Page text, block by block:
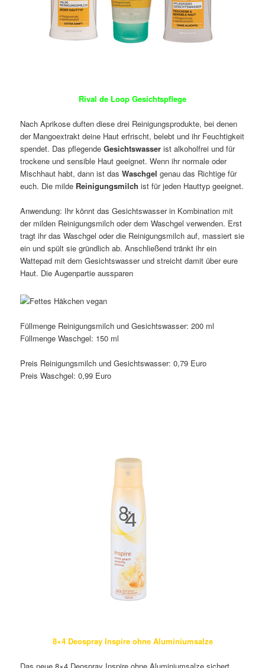
Rival de Loop Gesichtspflege
Nach Aprikose duften diese drei Reinigungsprodukte, bei denen
der Mangoextrakt deine Haut erfrischt, belebt und ihr Feuchtigkeit
spendet. Das pflegendeGesichtswasser ist alkoholfrei und für
trockene und sensible Haut geeignet. Wenn ihr normale oder
Mischhaut habt, dann ist dasWaschgel genau das Richtige für
euch. Die milde Reinigungsmilch ist für jeden Hauttyp geeignet.
Anwendung: Ihr könnt das Gesichtswasser in Kombination mit
der milden Reinigungsmilch oder dem Waschgel verwenden. Erst
tragt ihr das Waschgel oder die Reinigungsmilch auf, massiert sie
ein und spült sie gründlich ab. Anschließend tränkt ihr ein
Wattepad mit dem Gesichtswasser und streicht damit über eure
Haut. Die Augenpartie aussparen
vegan
Füllmenge Reinigungsmilch und Gesichtswasser: 200 ml
Füllmenge Waschgel: 150 ml
Preis Reinigungsmilch und Gesichtswasser: 0,79 Euro
Preis Waschgel: 0,99 Euro
8×4 Deospray Inspire ohne Aluminiumsalze